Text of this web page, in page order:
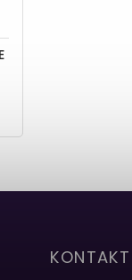
KONTAKT